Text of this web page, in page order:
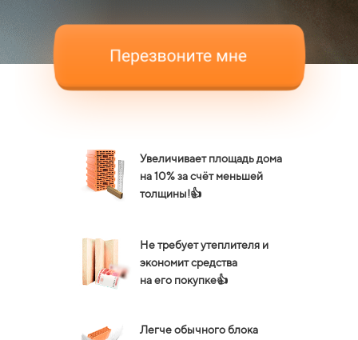
Увеличивает площадь дома
на 10% за счёт меньшей
толщины!👍
Не требует утеплителя и
экономит средства
на его покупке👍
Легче обычного блока